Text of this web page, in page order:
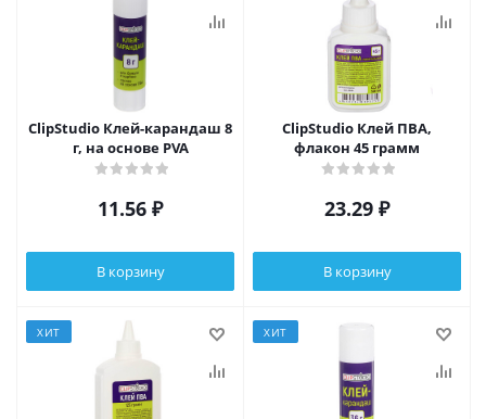
ClipStudio Клей-карандаш 8
г, на основе PVA
11.56 ₽
В корзину
ClipStudio Клей ПВА,
флакон 45 грамм
23.29 ₽
В корзину
ХИТ ХИТ